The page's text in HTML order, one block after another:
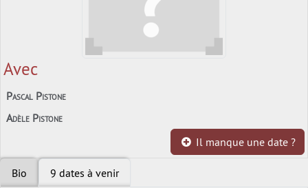
Avec
Pascal Pistone
Adèle Pistone
Il manque une date ?
Bio 9 dates à venir